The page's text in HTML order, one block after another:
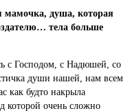
мамочка, душа, которая
тела больше
с Господом, с Надюшей, со
души нашей, нам всем
как будто накрыла
которой очень сложно